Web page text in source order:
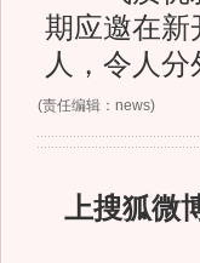
期应邀在新
人，令人分
(责任编辑：news)
上搜狐微